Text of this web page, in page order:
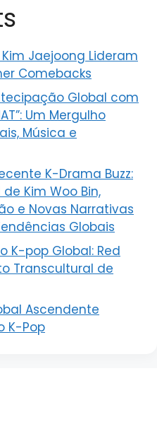
Jaejoong Lideram
Comebacks
Global com
Um Mergulho
Música e
K-Drama Buzz:
Kim Woo Bin,
e Novas Narrativas
Globais
K-pop Global: Red
Transcultural de
Ascendente
K-Pop